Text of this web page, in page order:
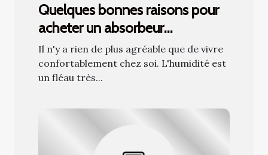
Quelques bonnes raisons pour
acheter un absorbeur
d'humidité
Il n'y a rien de plus agréable que de vivre
confortablement chez soi. L'humidité est
un fléau très...